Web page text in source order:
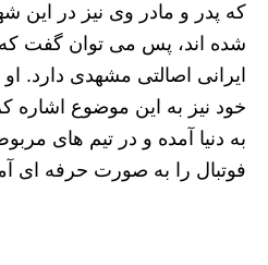
که پدر و مادر وی نیز در این
شده اند، پس می توان گفت
ایرانی اصالتی مشهدی دارد.
خود نیز به این موضوع اشاره
به دنیا آمده و در تیم های
فوتبال را به صورت حرفه ای